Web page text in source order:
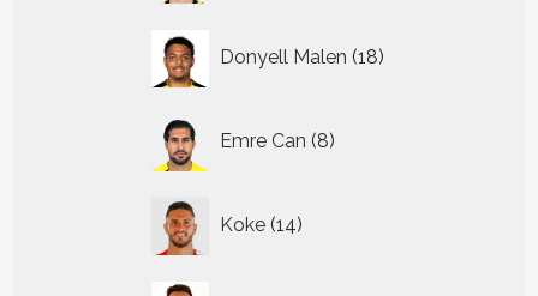
Donyell Malen 18
producten
Emre Can 8
producten
Koke 14
producten